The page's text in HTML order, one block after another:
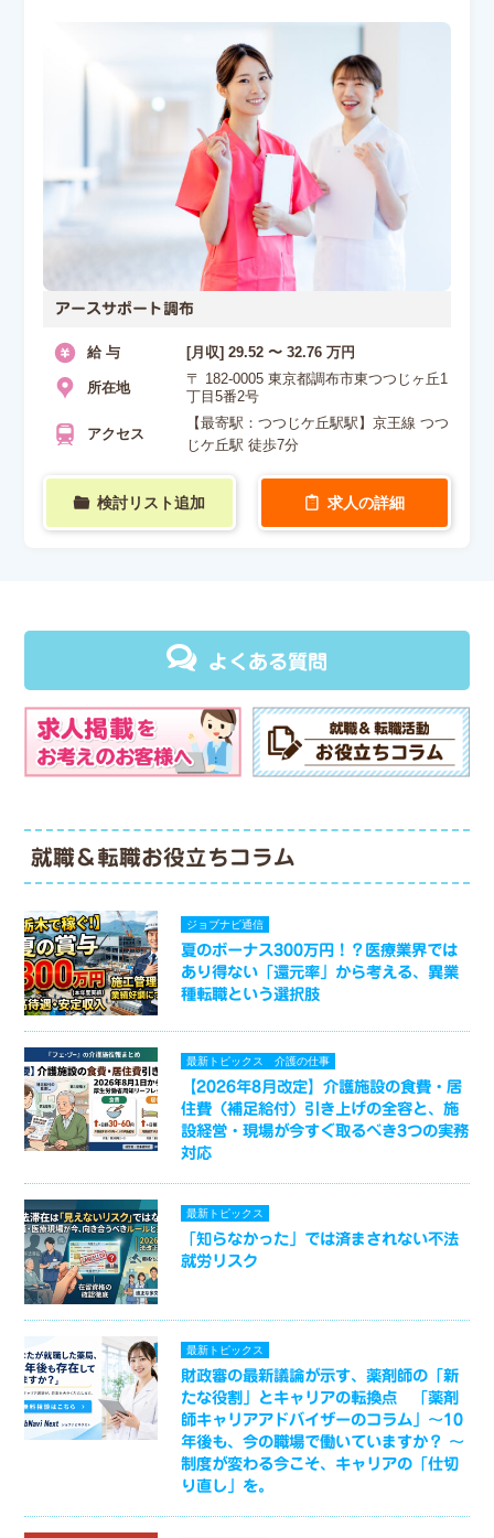
アースサポート調布
給 与 [月収] 29.52 〜 32.76 万円
所在地
〒 182-0005 東京都調布市東つつじヶ丘1
丁目5番2号
アクセス
【最寄駅：つつじケ丘駅駅】京王線 つつ
じケ丘駅 徒歩7分
検討リスト追加 求人の詳細
よくある質問
就職＆転職お役立ちコラム
ジョブナビ通信
夏のボーナス300万円！？医療業界では
あり得ない「還元率」から考える、異業
種転職という選択肢
最新トピックス 介護の仕事
【2026年8月改定】介護施設の食費・居
住費（補足給付）引き上げの全容と、施
設経営・現場が今すぐ取るべき3つの実務
対応
最新トピックス
「知らなかった」では済まされない不法
就労リスク
最新トピックス
財政審の最新議論が示す、薬剤師の「新
たな役割」とキャリアの転換点 「薬剤
師キャリアアドバイザーのコラム」～10
年後も、今の職場で働いていますか？ ～
制度が変わる今こそ、キャリアの「仕切
り直し」を。